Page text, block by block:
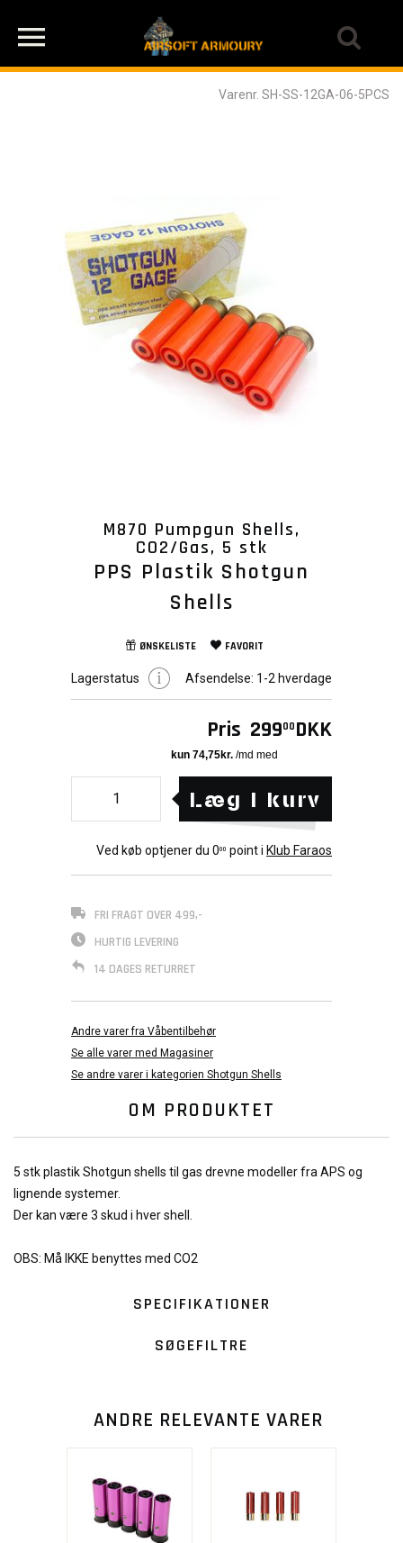
Varenr. SH-SS-12GA-06-5PCS
M870 Pumpgun Shells,
CO2/Gas, 5 stk
PPS Plastik Shotgun
Shells
ØNSKELISTE FAVORIT
Lagerstatus Afsendelse: 1-2 hverdage
Pris 29900 DKK
Læg i kurv
Ved køb optjener du 000 point i Klub Faraos
FRI FRAGT OVER 499,-
HURTIG LEVERING
14 DAGES RETURRET
Andre varer fra Våbentilbehør
Se alle varer med Magasiner
Se andre varer i kategorien Shotgun Shells
OM PRODUKTET
5 stk plastik Shotgun shells til gas drevne modeller fra APS og
lignende systemer.
Der kan være 3 skud i hver shell.
OBS: Må IKKE benyttes med CO2
SPECIFIKATIONER
SØGEFILTRE
ANDRE RELEVANTE VARER